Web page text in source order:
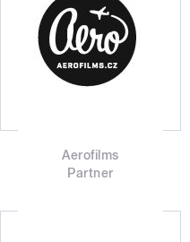
Aerofilms
Partner